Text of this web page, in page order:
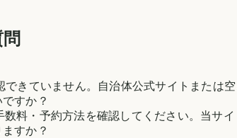
きていません。自治体公式サイトまたは
すか？
料・予約方法を確認してください。当サ
すか？